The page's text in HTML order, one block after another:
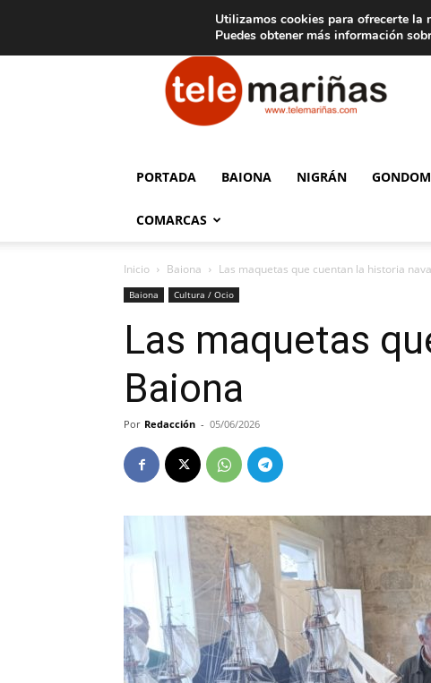
Aviso legal Tarifas de publicidad
Telemariñas
PORTADA BAIONA NIGRÁN
COMARCAS
Inicio Baiona Las maquetas que cuentan la historia
Baiona Cultura / Ocio
Las maquetas
Baiona
Por Redacción - 05/06/2026
Utilizamos cookies para ofrecerte la
Puedes obtener más información